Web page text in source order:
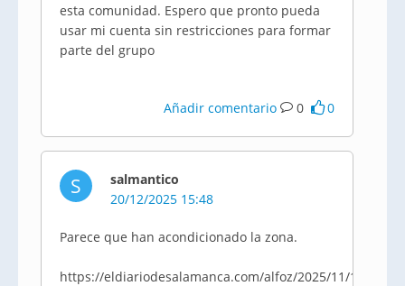
esta comunidad. Espero que pronto pueda
usar mi cuenta sin restricciones para formar
parte del grupo
Añadir comentario 0 0
S
salmantico
20/12/2025 15:48
Parece que han acondicionado la zona.
https://eldiariodesalamanca.com/alfoz/2025/11/17/